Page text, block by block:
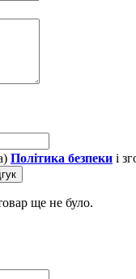
Політика безпеки і
ще не було.